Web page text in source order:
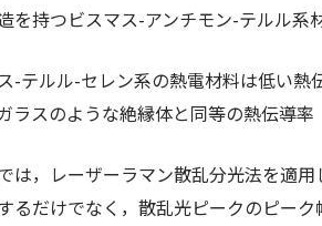
を持つビスマス-アンチモン-テルル系
-テルル-セレン系の熱電材料は低い
ラスのような絶縁体と同等の熱伝導
は，レーザーラマン散乱分光法を適
るだけでなく，散乱光ピークのピー